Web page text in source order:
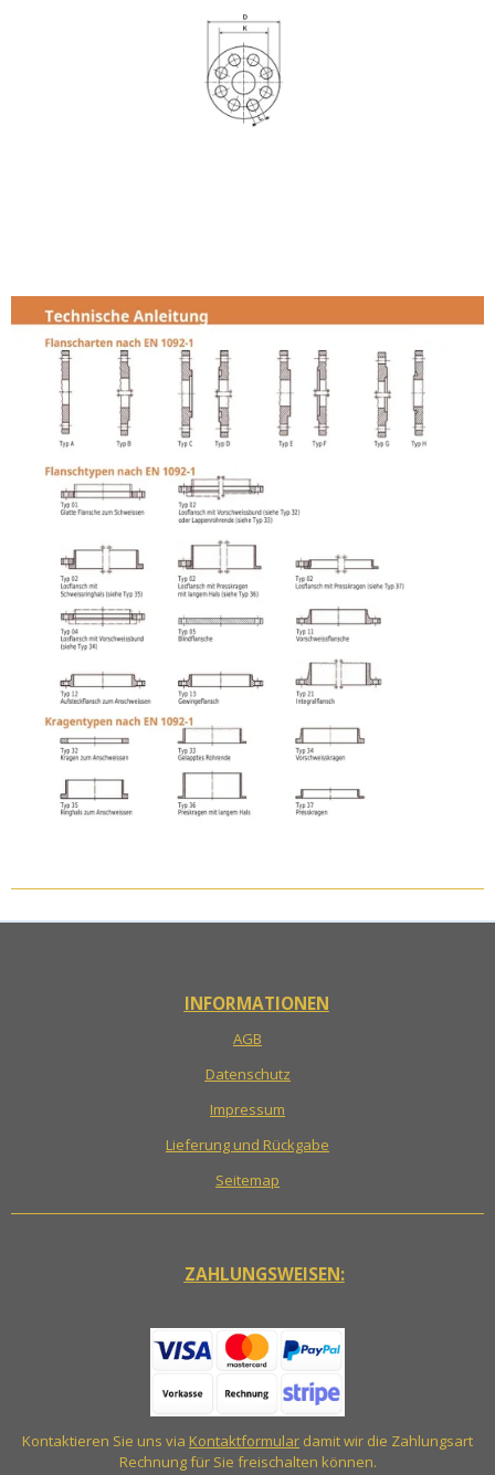
INFORMATIONEN
AGB
Datenschutz
Impressum
Lieferung und Rückgabe
Seitemap
ZAHLUNGSWEISEN:
Kontaktieren Sie uns via Kontaktformular damit wir die Zahlungsart
Rechnung für Sie freischalten können.